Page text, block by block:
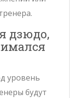
дзюдо,
уровень
будут